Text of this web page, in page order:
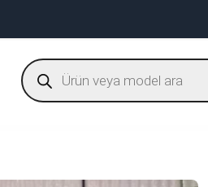
Products
search